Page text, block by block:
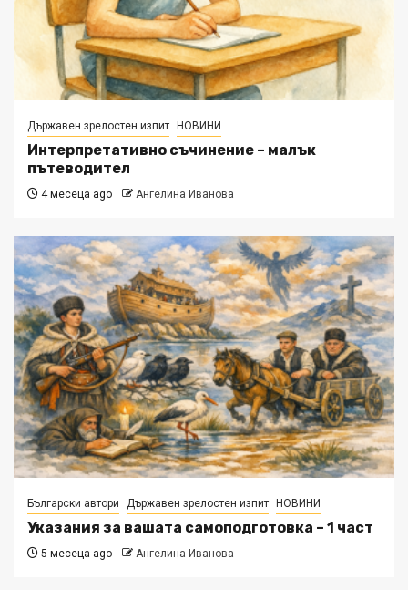
Държавен зрелостен изпит НОВИНИ
Интерпретативно съчинение – малък
пътеводител
4 месеца ago Ангелина Иванова
Български автори Държавен зрелостен изпит НОВИНИ
Указания за вашата самоподготовка – 1 част
5 месеца ago Ангелина Иванова